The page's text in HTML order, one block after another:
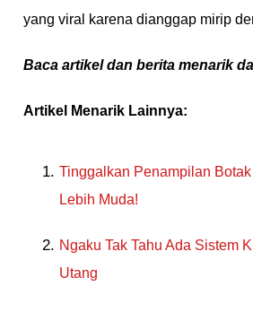
yang viral karena dianggap mirip
Baca artikel dan berita menarik
Artikel Menarik Lainnya:
Tinggalkan Penampilan
Lebih Muda!
Ngaku Tak Tahu Ada Sistem
Utang